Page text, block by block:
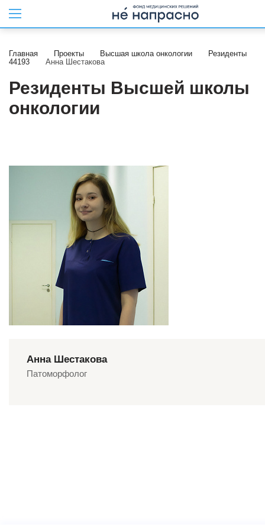
Главная Проекты Высшая школа онкологии
Резиденты
44193
Анна Шестакова
Резиденты Высшей школы
онкологии
Анна Шестакова
Патоморфолог